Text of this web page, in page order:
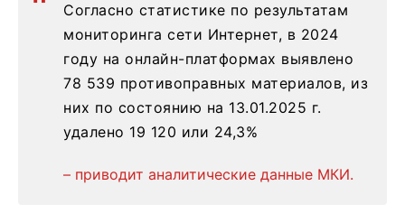
Согласно статистике по результатам
мониторинга сети Интернет, в 2024
году на онлайн-платформах выявлено
78 539 противоправных материалов, из
них по состоянию на 13.01.2025 г.
удалено 19 120 или 24,3%
– приводит аналитические данные МКИ.